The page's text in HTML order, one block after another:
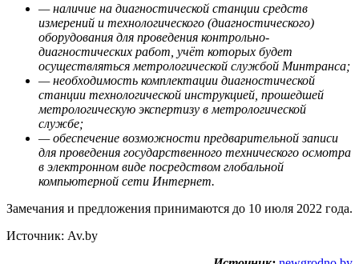
— наличие на диагностической станции средств
измерений и технологического (диагностического)
оборудования для проведения контрольно-
диагностических работ, учёт которых будет
осуществляться метрологической службой Минтранса;
— необходимость комплектации диагностической
станции технологической инструкцией, прошедшей
метрологическую экспертизу в метрологической
службе;
— обеспечение возможности предварительной записи
для проведения государственного технического осмотра
в электронном виде посредством глобальной
компьютерной сети Интернет.
Замечания и предложения принимаются до 10 июля 2022 года.
Источник: Av.by